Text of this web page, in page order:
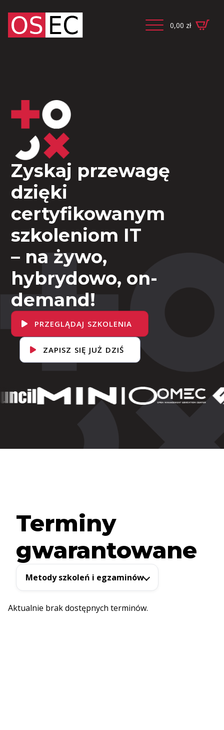
0,00 zł
Zyskaj przewagę
dzięki
certyfikowanym
szkoleniom IT
– na żywo,
hybrydowo, on-
demand!
PRZEGLĄDAJ SZKOLENIA
ZAPISZ SIĘ JUŻ DZIŚ
Terminy
gwarantowane
Metody szkoleń i egzaminów
Aktualnie brak dostępnych terminów.